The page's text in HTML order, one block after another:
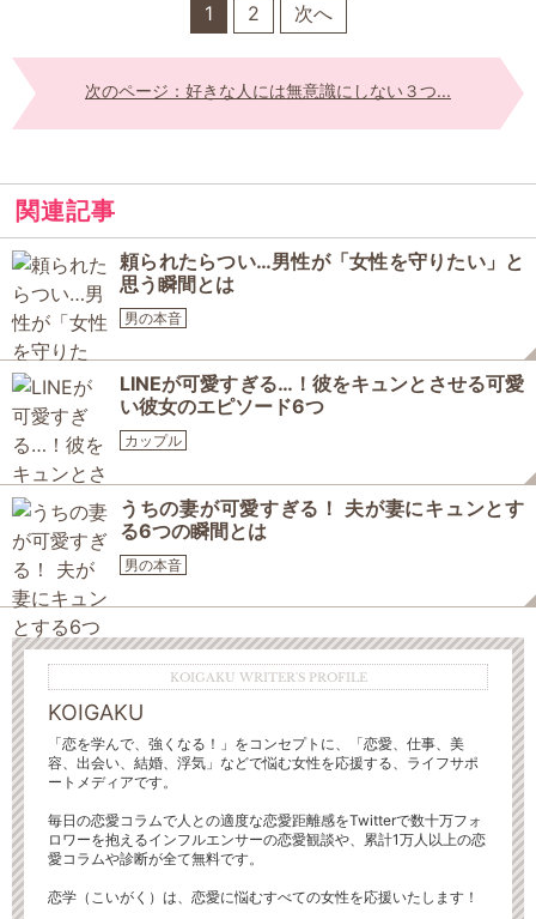
1 2 次へ
次のページ：好きな人には無意識にしない３つ...
関連記事
頼られたらつい…男性が「女性を守りたい」と
思う瞬間とは
男の本音
LINEが可愛すぎる…！彼をキュンとさせる可愛
い彼女のエピソード6つ
カップル
うちの妻が可愛すぎる！ 夫が妻にキュンとす
る6つの瞬間とは
男の本音
KOIGAKU WRITER'S PROFILE
KOIGAKU
「恋を学んで、強くなる！」をコンセプトに、「恋愛、仕事、美
容、出会い、結婚、浮気」などで悩む女性を応援する、ライフサポ
ートメディアです。
毎日の恋愛コラムで人との適度な恋愛距離感をTwitterで数十万フォ
ロワーを抱えるインフルエンサーの恋愛観談や、累計1万人以上の恋
愛コラムや診断が全て無料です。
恋学（こいがく）は、恋愛に悩むすべての女性を応援いたします！